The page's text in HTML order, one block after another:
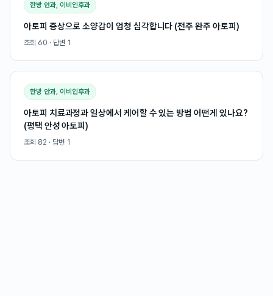
한방 안과, 이비인후과
아토피 증상으로 소양감이 엄청 심각합니다 (전주 완주 아토피)
조회 60 · 답변 1
한방 안과, 이비인후과
아토피 치료과정과 일상에서 케어할 수 있는 방법 어떤게 있나요?
(평택 안성 아토피)
조회 82 · 답변 1